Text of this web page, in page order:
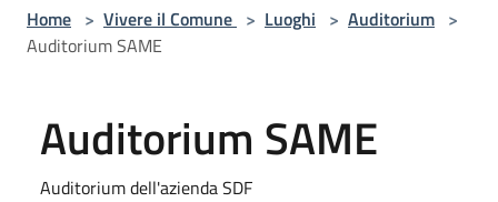
Home > Vivere il Comune > Luoghi > Auditorium >
Auditorium SAME
Auditorium SAME
Auditorium dell'azienda SDF